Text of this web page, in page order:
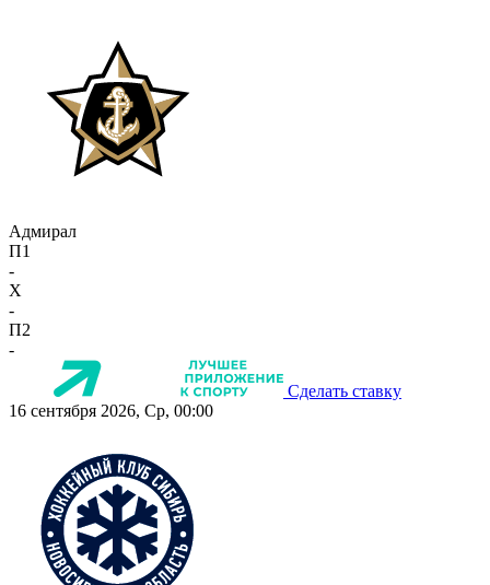
Адмирал
П1
-
X
-
П2
-
Сделать ставку
16 сентября 2026, Ср, 00:00